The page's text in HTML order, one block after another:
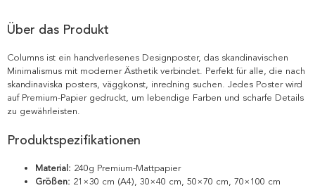
Über das Produkt
Columns ist ein handverlesenes Designposter, das skandinavischen
Minimalismus mit moderner Ästhetik verbindet. Perfekt für alle, die nach
skandinaviska posters, väggkonst, inredning suchen. Jedes Poster wird
auf Premium-Papier gedruckt, um lebendige Farben und scharfe Details
zu gewährleisten.
Produktspezifikationen
Material: 240g Premium-Mattpapier
Größen: 21×30 cm (A4), 30×40 cm, 50×70 cm, 70×100 cm